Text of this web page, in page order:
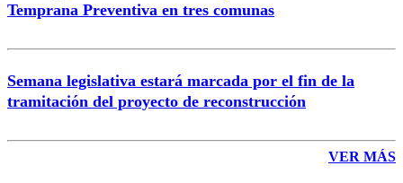
Temprana Preventiva en tres comunas
Semana legislativa estará marcada por el fin de la
tramitación del proyecto de reconstrucción
VER MÁS